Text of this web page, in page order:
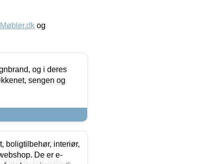
og
og i deres
sengen og
boligtilbehør, interiør,
De er e-